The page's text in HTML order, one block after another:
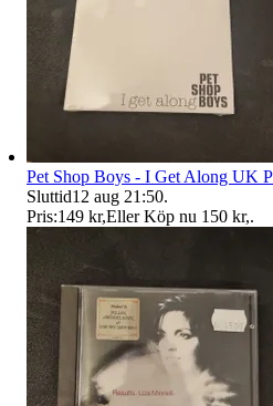
Pet Shop Boys - I Get Along UK
Sluttid12 aug 21:50.
Pris:149 kr,Eller Köp nu 150 kr,.